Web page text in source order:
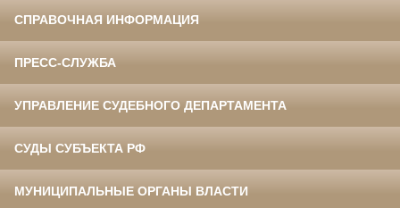
СПРАВОЧНАЯ ИНФОРМАЦИЯ
ПРЕСС-СЛУЖБА
УПРАВЛЕНИЕ СУДЕБНОГО ДЕПАРТАМЕНТА
СУДЫ СУБЪЕКТА РФ
МУНИЦИПАЛЬНЫЕ ОРГАНЫ ВЛАСТИ